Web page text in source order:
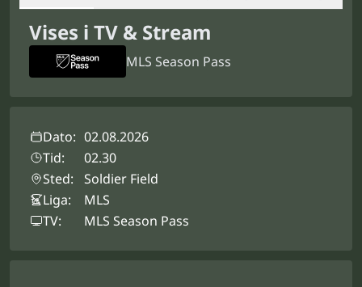
Vises i TV & Stream
MLS Season Pass
Dato: 02.08.2026
Tid:
02.30
Sted:
Soldier Field
Liga:
MLS
TV:
MLS Season Pass